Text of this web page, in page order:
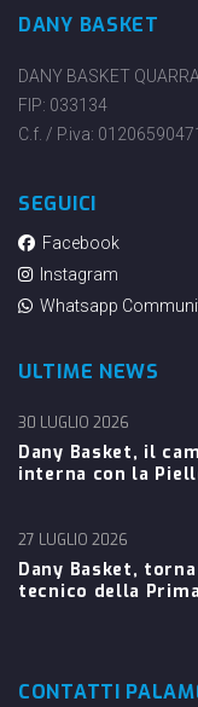
DANY BASKET
DANY BASKET
FIP: 033134
C.f. / P.iva: 01206590471
SEGUICI
Facebook
Instagram
Whatsapp
ULTIME NEWS
Dany Basket, il
interna con la
30 LUGLIO 2026
Dany Basket,
tecnico della
27 LUGLIO 2026
CONTATTI